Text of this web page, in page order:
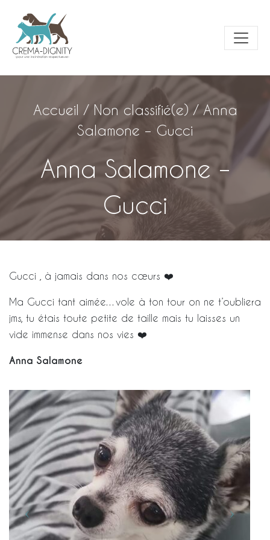
Accueil / Non classifié(e) / Anna
Salamone – Gucci
Anna Salamone –
Gucci
Gucci , à jamais dans nos cœurs ❤️
Ma Gucci tant aimée…vole à ton tour on ne t’oubliera
jms, tu étais toute petite de taille mais tu laisses un
vide immense dans nos vies ❤️
Anna Salamone